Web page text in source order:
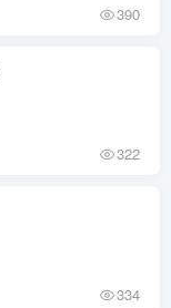
390
322
334